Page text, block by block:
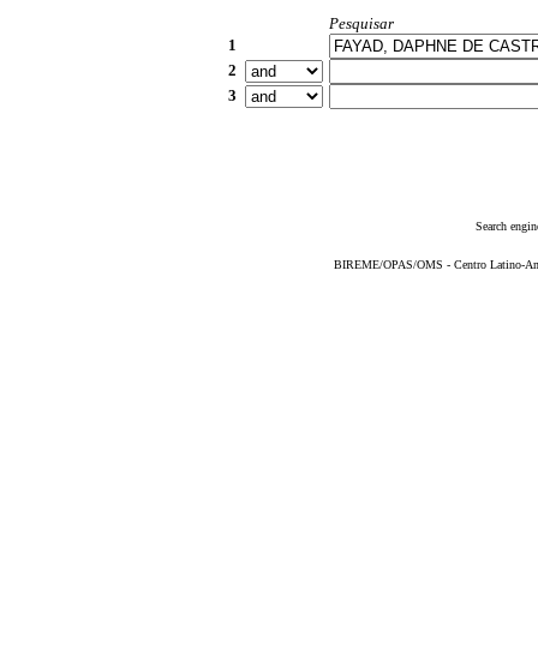
Pesquisar
1
2
3
Search
BIREME/OPAS/OMS - Centro Latino-